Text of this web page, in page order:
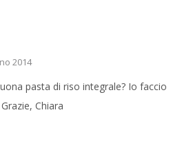
2014
pasta di riso integrale? Io faccio
Chiara